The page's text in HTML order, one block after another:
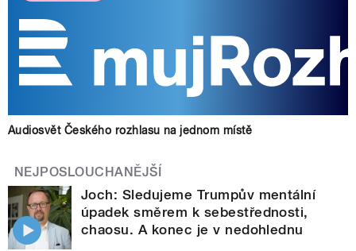
Audiosvět Českého rozhlasu na jednom místě
NEJPOSLOUCHANĚJŠÍ
Joch: Sledujeme Trumpův mentální
úpadek směrem k sebestřednosti,
chaosu. A konec je v nedohlednu